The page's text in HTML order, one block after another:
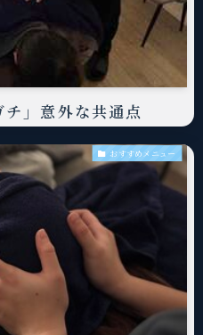
」意外な共通点
おすすめメニュー